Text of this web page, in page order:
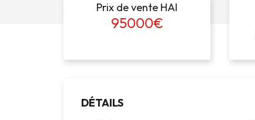
Prix de vente HAI
95000€
DÉTAILS